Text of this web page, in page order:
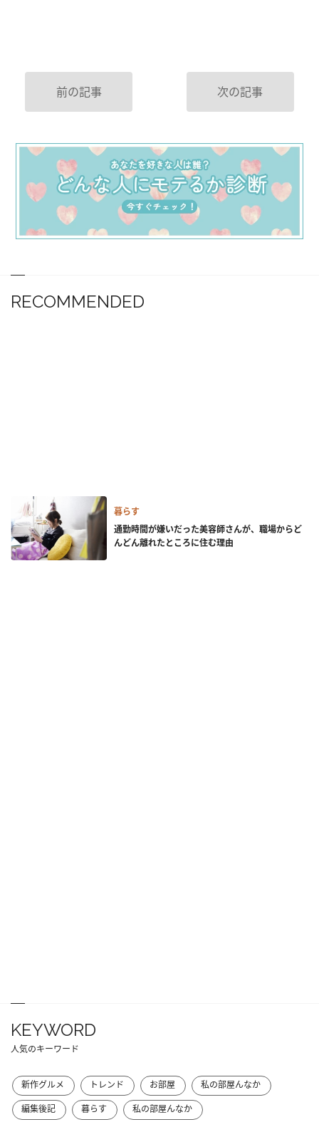
前の記事 次の記事
RECOMMENDED
暮らす
通勤時間が嫌いだった美容師さんが、職場からど
んどん離れたところに住む理由
KEYWORD
人気のキーワード
新作グルメ トレンド お部屋
私の部屋んなか
編集後記
暮らす 私の部屋んなか